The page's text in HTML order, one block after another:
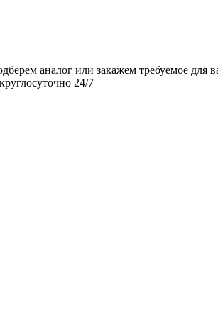
аналог или закажем требуемое для
24/7